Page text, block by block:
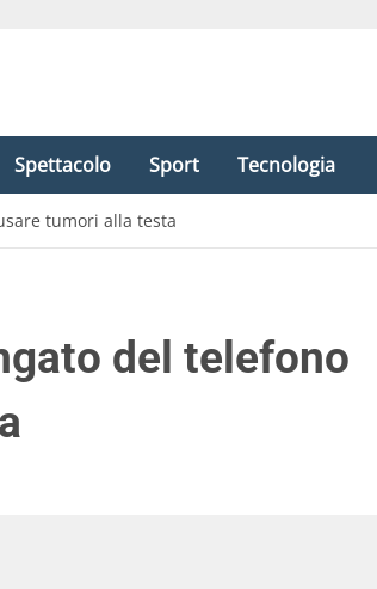
Spettacolo Sport Tecnologia
tumori alla testa
del telefono